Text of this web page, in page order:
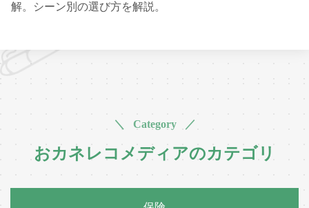
解。シーン別の選び方を解説。
＼ Category ／
おカネレコメディアのカテゴリ